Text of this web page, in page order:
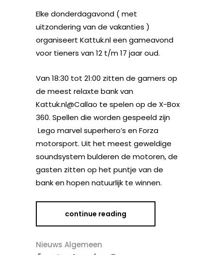
Elke donderdagavond ( met
uitzondering van de vakanties )
organiseert Kattuk.nl een gameavond
voor tieners van 12 t/m 17 jaar oud.
Van 18:30 tot 21:00 zitten de gamers op
de meest relaxte bank van
Kattuk.nl@Callao te spelen op de X-Box
360. Spellen die worden gespeeld zijn
Lego marvel superhero’s en Forza
motorsport. Uit het meest geweldige
soundsystem bulderen de motoren, de
gasten zitten op het puntje van de
bank en hopen natuurlijk te winnen.
continue reading
Nieuws Algemeen